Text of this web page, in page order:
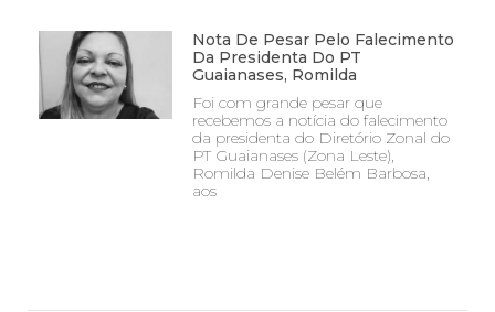
Nota De Pesar Pelo Falecimento
Da Presidenta Do PT
Guaianases, Romilda
Foi com grande pesar que
recebemos a notícia do falecimento
da presidenta do Diretório Zonal do
PT Guaianases (Zona Leste),
Romilda Denise Belém Barbosa,
aos